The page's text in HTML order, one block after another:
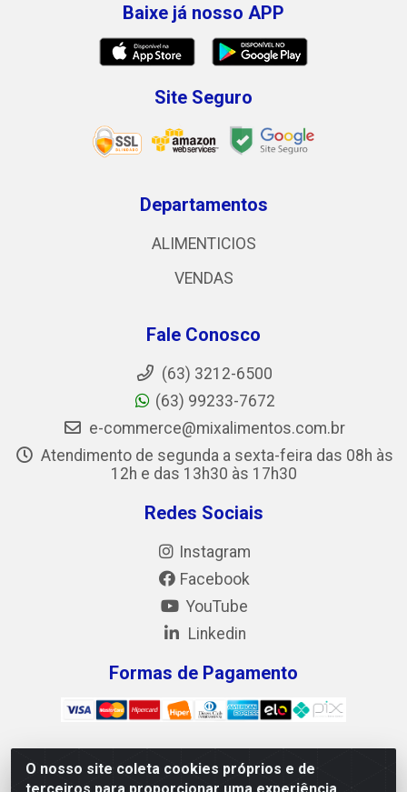
O nosso site coleta cookies próprios e de
Baixe já nosso APP
Site Seguro
Departamentos
ALIMENTICIOS
VENDAS
Fale Conosco
(63) 3212-6500
(63) 99233-7672
e-commerce@mixalimentos.com.br
Atendimento de segunda a sexta-feira das 08h às
12h e das 13h30 às 17h30
Redes Sociais
Instagram
Facebook
YouTube
Linkedin
Formas de Pagamento
Mix Alimentos LTDA - Quadra Asr Ne 55 (412 Norte), Alameda